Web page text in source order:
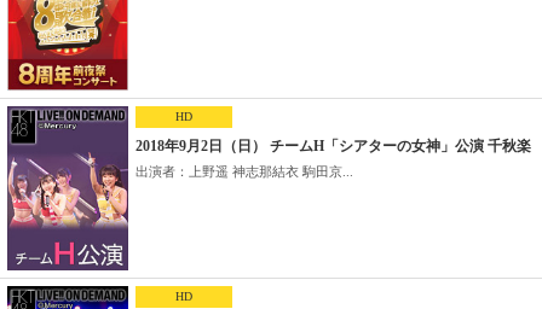
HD
2018年9月2日（日） チームH「シアターの女神」公演 千秋楽
出演者：上野遥 神志那結衣 駒田京...
HD